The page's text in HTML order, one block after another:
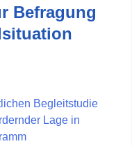
Befragung
Begleitstudie
Lage in